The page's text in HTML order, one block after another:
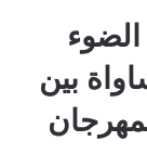
بين
في الدورة الـ14 لمهرجان